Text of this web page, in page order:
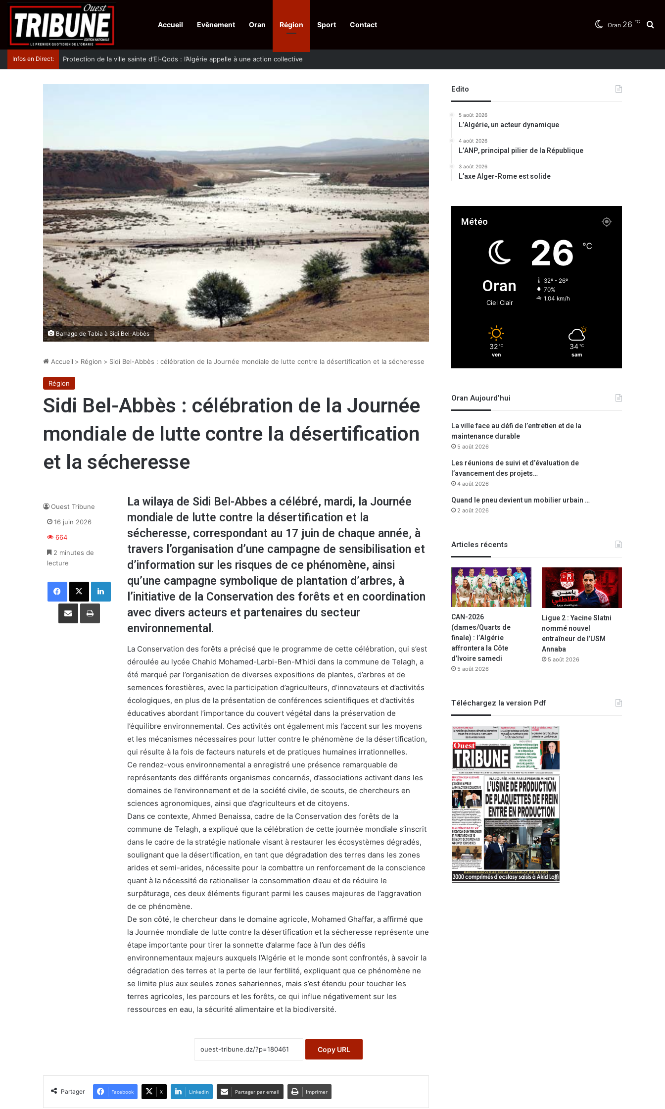
Accueil Evênement Oran Région Sport Contact Oran 26 ℃
Infos en Direct: Protection de la ville sainte d’El-Qods : l’Algérie appelle à une action collective
Barrage de Tabia à Sidi Bel-Abbès
Accueil > Région > Sidi Bel-Abbès : célébration de la Journée mondiale de lutte contre la désertification et la sécheresse
Région
Sidi Bel-Abbès : célébration de la Journée
mondiale de lutte contre la désertification
et la sécheresse
La wilaya de Sidi Bel-Abbes a célébré, mardi, la Journée
mondiale de lutte contre la désertification et la
sécheresse, correspondant au 17 juin de chaque année, à
travers l’organisation d’une campagne de sensibilisation et
d’information sur les risques de ce phénomène, ainsi
qu’une campagne symbolique de plantation d’arbres, à
l’initiative de la Conservation des forêts et en coordination
avec divers acteurs et partenaires du secteur
environnemental.
La Conservation des forêts a précisé que le programme de cette célébration, qui s’est
déroulée au lycée Chahid Mohamed-Larbi-Ben-M’hidi dans la commune de Telagh, a
été marqué par l’organisation de diverses expositions de plantes, d’arbres et de
semences forestières, avec la participation d’agriculteurs, d’innovateurs et d’activités
écologiques, en plus de la présentation de conférences scientifiques et d’activités
éducatives abordant l’importance du couvert végétal dans la préservation de
l’équilibre environnemental. Ces activités ont également mis l’accent sur les moyens
et les mécanismes nécessaires pour lutter contre le phénomène de la désertification,
qui résulte à la fois de facteurs naturels et de pratiques humaines irrationnelles.
Ce rendez-vous environnemental a enregistré une présence remarquable de
représentants des différents organismes concernés, d’associations activant dans les
domaines de l’environnement et de la société civile, de scouts, de chercheurs en
sciences agronomiques, ainsi que d’agriculteurs et de citoyens.
Dans ce contexte, Ahmed Benaissa, cadre de la Conservation des forêts de la
commune de Telagh, a expliqué que la célébration de cette journée mondiale s’inscrit
dans le cadre de la stratégie nationale visant à restaurer les écosystèmes dégradés,
soulignant que la désertification, en tant que dégradation des terres dans les zones
arides et semi-arides, nécessite pour la combattre un renforcement de la conscience
quant à la nécessité de rationaliser la consommation d’eau et de réduire le
surpâturage, ces deux éléments figurant parmi les causes majeures de l’aggravation
de ce phénomène.
De son côté, le chercheur dans le domaine agricole, Mohamed Ghaffar, a affirmé que
la Journée mondiale de lutte contre la désertification et la sécheresse représente une
étape importante pour tirer la sonnette d’alarme face à l’un des défis
environnementaux majeurs auxquels l’Algérie et le monde sont confrontés, à savoir la
dégradation des terres et la perte de leur fertilité, expliquant que ce phénomène ne
se limite plus aux seules zones sahariennes, mais s’est étendu pour toucher les
terres agricoles, les parcours et les forêts, ce qui influe négativement sur les
ressources en eau, la sécurité alimentaire et la biodiversité.
Copy URL
Ouest Tribune
16 juin 2026
664
2 minutes de
lecture
Facebook X Linkedin
Partager par email Imprimer
Partager Facebook X Linkedin Partager par email Imprimer
Edito
5 août 2026
L’Algérie, un acteur dynamique
4 août 2026
L’ANP, principal pilier de la République
3 août 2026
L’axe Alger-Rome est solide
Météo
Oran
Ciel Clair
26 ℃
32º - 26º
70%
1.04 km/h
32 ℃
ven
34 ℃
sam
Oran Aujourd’hui
La ville face au défi de l’entretien et de la
maintenance durable
5 août 2026
Les réunions de suivi et d’évaluation de
l’avancement des projets…
4 août 2026
Quand le pneu devient un mobilier urbain …
2 août 2026
Articles récents
CAN-2026
(dames/Quarts de
finale) : l’Algérie
affrontera la Côte
d’Ivoire samedi
5 août 2026
Ligue 2 : Yacine Slatni
nommé nouvel
entraîneur de l’USM
Annaba
5 août 2026
Téléchargez la version Pdf